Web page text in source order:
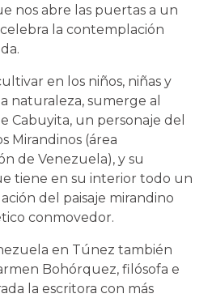
nos abre las puertas a un
la contemplación
en los niños, niñas y
naturaleza, sumerge al
Cabuyita, un personaje del
Mirandinos (área
de Venezuela), y su
tiene en su interior todo un
del paisaje mirandino
conmovedor.
en Túnez también
Bohórquez, filósofa e
la escritora con más